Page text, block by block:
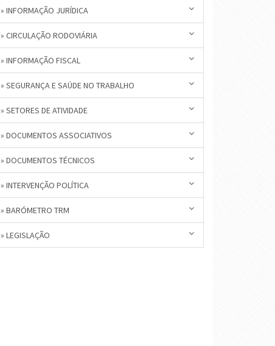
» INFORMAÇÃO JURÍDICA
» CIRCULAÇÃO RODOVIÁRIA
» INFORMAÇÃO FISCAL
» SEGURANÇA E SAÚDE NO TRABALHO
» SETORES DE ATIVIDADE
» DOCUMENTOS ASSOCIATIVOS
» DOCUMENTOS TÉCNICOS
» INTERVENÇÃO POLÍTICA
» BARÓMETRO TRM
» LEGISLAÇÃO